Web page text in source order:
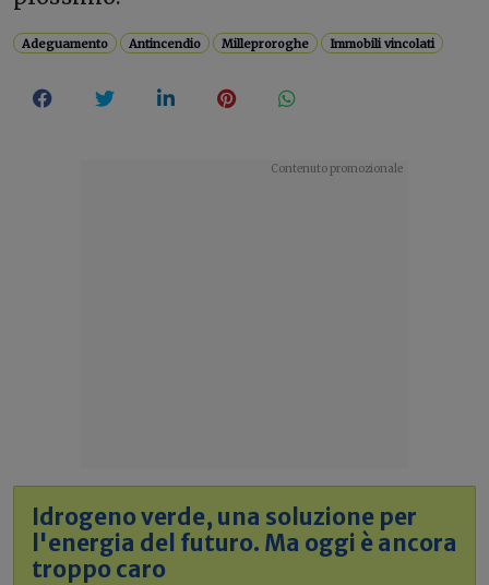
Adeguamento Antincendio Milleproroghe Immobili vincolati
Idrogeno verde, una soluzione per
l'energia del futuro. Ma oggi è ancora
troppo caro